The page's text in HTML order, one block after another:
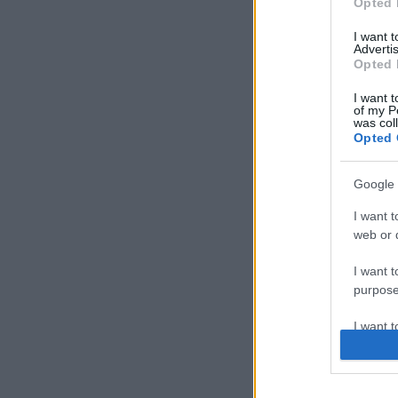
I want
Opted
I want
of my
was
Opted
Google
I want
web or
I want
I want